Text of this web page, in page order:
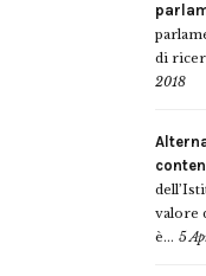
di
2018
valore
è... 5